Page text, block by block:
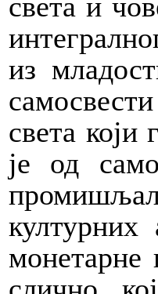
из
света
је од
културних
монетарне